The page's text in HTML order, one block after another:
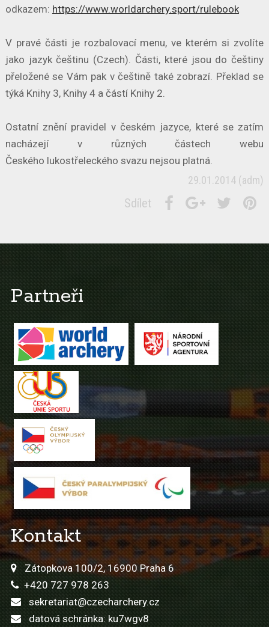
odkazem: https://www.worldarchery.sport/rulebook
V pravé části je rozbalovací menu, ve kterém si zvolíte
jako jazyk češtinu (Czech). Části, které jsou do češtiny
přeložené se Vám pak v češtině také zobrazí. Překlad se
týká Knihy 3, Knihy 4 a částí Knihy 2.
Ostatní znění pravidel v českém jazyce, které se zatím
nacházejí v různých částech webu
Českého lukostřeleckého svazu nejsou platná.
29.01.2014 (adm)
Sdílet
Partneři
Kontakt
Zátopkova 100/2, 16900 Praha 6
+420 727 978 263
sekretariat@czecharchery.cz
datová schránka: ku7wgv8